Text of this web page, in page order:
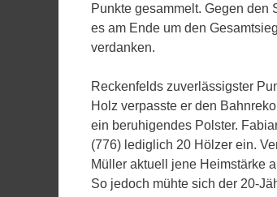
Punkte gesammelt. Gegen den
es am Ende um den
verdanken.
Reckenfelds zuverlässigster
Holz verpasste er den
ein beruhigendes Polster.
(776) lediglich 20 Hölzer ein.
Müller aktuell jene Heimstärke
So jedoch mühte sich der 20-